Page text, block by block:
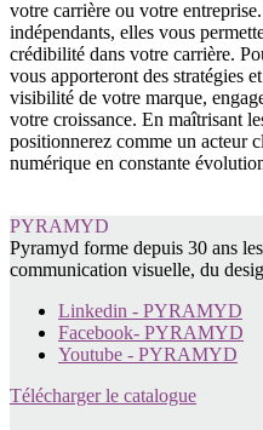
votre carrière ou votre
indépendants, elles vous
crédibilité dans votre carrière.
vous apporteront des stratégies
visibilité de votre marque,
votre croissance. En maîtrisant
positionnerez comme un acteur
numérique en constante
PYRAMYD
Pyramyd forme depuis 30 ans
communication visuelle, du
Linkedin - PYRAMYD
Facebook- PYRAMYD
Youtube - PYRAMYD
Télécharger le catalogue